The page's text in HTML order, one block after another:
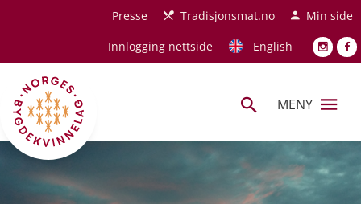
Hopp til hovedinnholdPresse Tradisjonsmat.no
Min side
Innlogging nettside
English
MENY